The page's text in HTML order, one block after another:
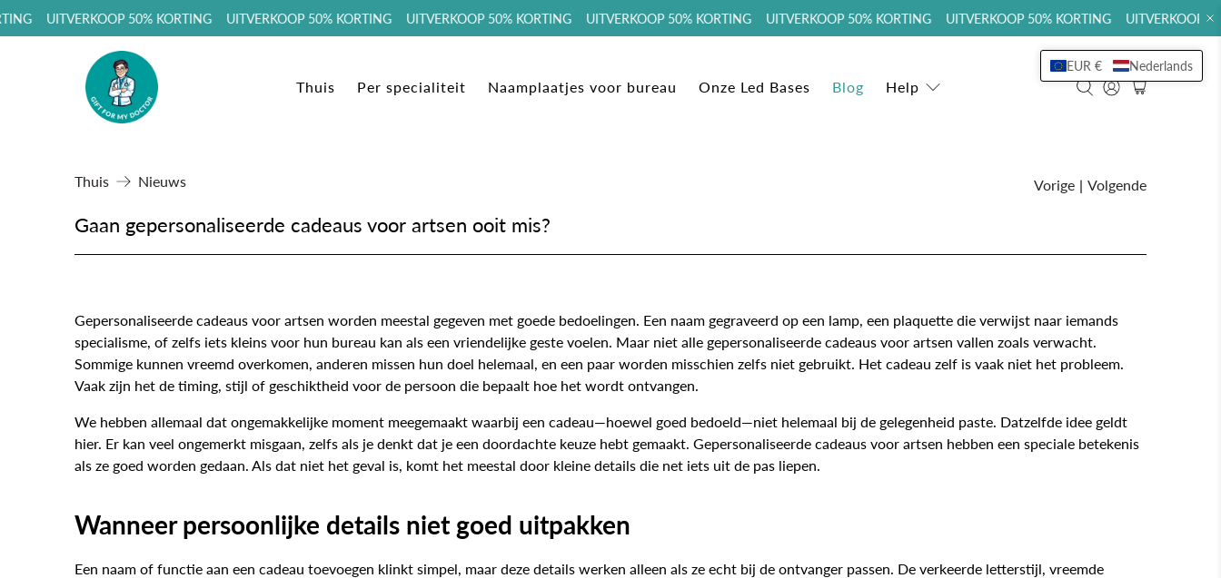
UITVERKOOP 50% KORTING UITVERKOOP 50% KORTING UITVERKOOP 50% KORTING UITVERKOOP 50% KORTING UITVERKOOP 50% KORTING UITVERKOOP 50% KORTING
Thuis Per specialiteit Naamplaatjes voor bureau Onze Led Bases Blog Help
Thuis Nieuws Vorige | Volgende
Gaan gepersonaliseerde cadeaus voor artsen ooit mis?
Gepersonaliseerde cadeaus voor artsen worden meestal gegeven met goede bedoelingen. Een naam gegraveerd op een lamp, een plaquette die verwijst naar iemands
specialisme, of zelfs iets kleins voor hun bureau kan als een vriendelijke geste voelen. Maar niet alle gepersonaliseerde cadeaus voor artsen vallen zoals verwacht.
Sommige kunnen vreemd overkomen, anderen missen hun doel helemaal, en een paar worden misschien zelfs niet gebruikt. Het cadeau zelf is vaak niet het probleem.
Vaak zijn het de timing, stijl of geschiktheid voor de persoon die bepaalt hoe het wordt ontvangen.
We hebben allemaal dat ongemakkelijke moment meegemaakt waarbij een cadeau—hoewel goed bedoeld—niet helemaal bij de gelegenheid paste. Datzelfde idee geldt
hier. Er kan veel ongemerkt misgaan, zelfs als je denkt dat je een doordachte keuze hebt gemaakt. Gepersonaliseerde cadeaus voor artsen hebben een speciale betekenis
als ze goed worden gedaan. Als dat niet het geval is, komt het meestal door kleine details die net iets uit de pas liepen.
Wanneer persoonlijke details niet goed uitpakken
Een naam of functie aan een cadeau toevoegen klinkt simpel, maar deze details werken alleen als ze echt bij de ontvanger passen. De verkeerde letterstijl, vreemde
EUR € Nederlands